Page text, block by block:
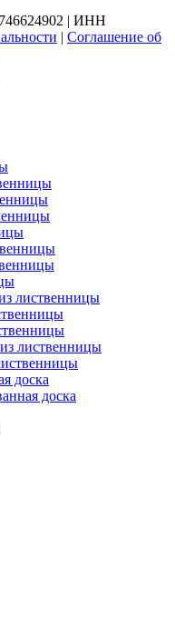
| ИНН
| Соглашение об
лиственницы
лиственницы
доска
доска